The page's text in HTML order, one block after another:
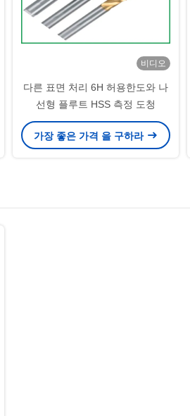
비디오
다른 표면 처리 6H 허용한도와 나
선형 플루트 HSS 측정 도청
가장 좋은 가격 을 구하라